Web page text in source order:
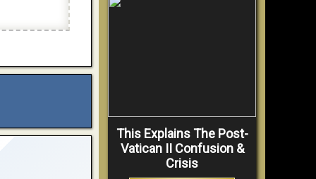
This Explains The Post-
Vatican II Confusion &
Crisis